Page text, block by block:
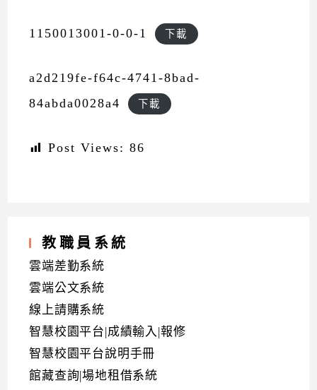
1150013001-0-0-1 下載
a2d219fe-f64c-4741-8bad-
84abda0028a4
下載
Post Views: 86
教職員系統
雲端差勤系統
雲端公文系統
線上請購系統
智慧校園平台|成績輸入|報修
智慧校園平台說明手冊
館藏查詢|場地租借系統